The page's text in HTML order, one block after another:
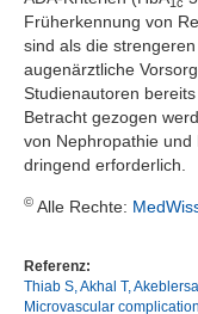
Früherkennung von
sind als die
augenärztliche
Studienautoren
Betracht gezogen
von Nephropathie und
dringend erforderlich.
© Alle Rechte:
Referenz:
Thiab S, Akhal T,
Microvascular